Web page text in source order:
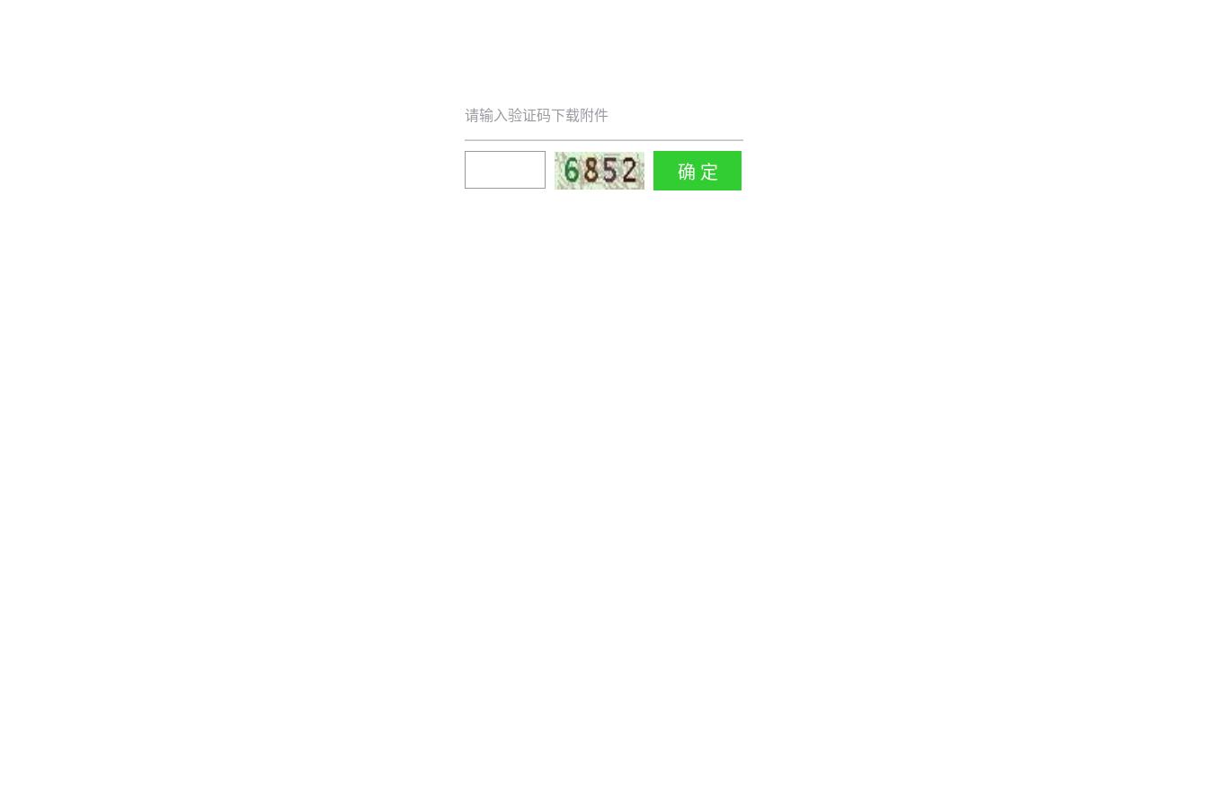
请输入验证码下载附件